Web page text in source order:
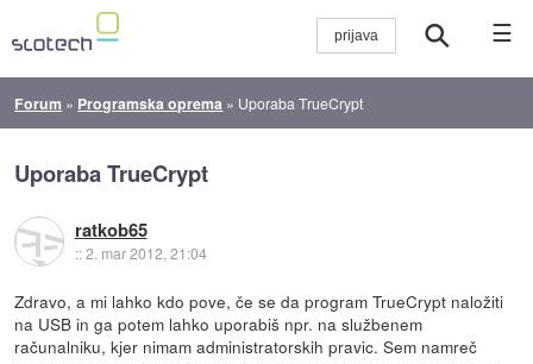
☰
Forum » Programska oprema » Uporaba TrueCrypt
Uporaba TrueCrypt
ratkob65
::2. mar 2012, 21:04
Zdravo, a mi lahko kdo pove, če se da program TrueCrypt naložiti
na USB in ga potem lahko uporabiš npr. na službenem
računalniku, kjer nimam administratorskih pravic. Sem namreč